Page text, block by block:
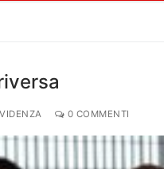
0 COMMENTI